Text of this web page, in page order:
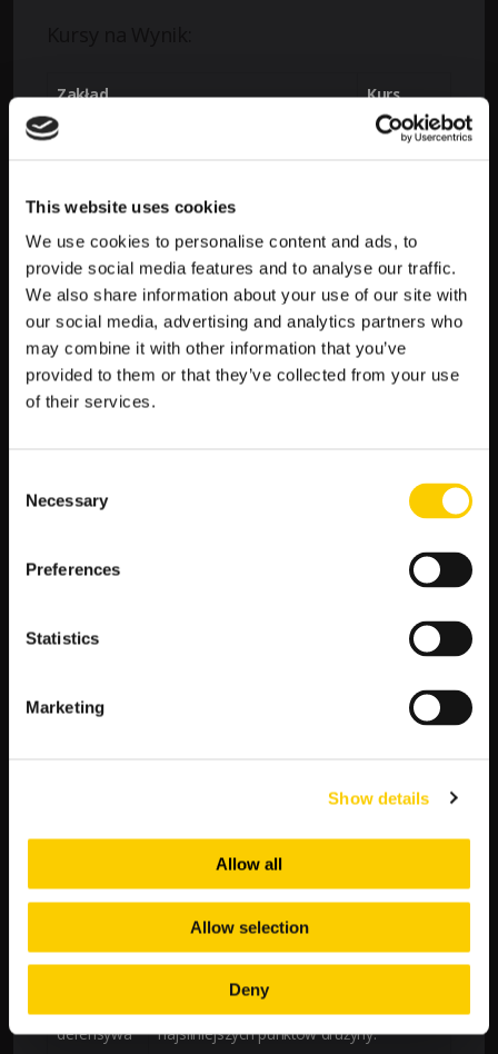
This website uses cookies
We use cookies to personalise content and ads, to
provide social media features and to analyse our traffic.
We also share information about your use of our site with
our social media, advertising and analytics partners who
may combine it with other information that you’ve
provided to them or that they’ve collected from your use
of their services.
Selection
Necessary
Preferences
Statistics
Marketing
Show details
Allow all
Allow selection
Deny
Zakład Kurs
Wygrana Dynamo Kyiv 2.25
Analiza i Argumenty Za Dynamo Kyiv
Dynamo Kyiv wydaje się być faworytem tego spotkania z kilku
powodów:
Gra na własnym stadionie:
dodatkowego zastrzyku energii i motywacji.
Drużyna z Kijowa jest znana ze
starciu z ofensywnie grającymi Rangersami.
również mocnym atakiem, w którym kluczowe role
odgrywają tacy zawodnicy jak Gerson Rodrigues i
W historii bezpośrednich starć
Dynamo Kyiv już wielokrotnie odnosiło sukcesy
boiska
Tłumy wiernych kibiców na stadionie dają
Dynamo Kyiv ogromne wsparcie.
defensywa
najsilniejszych punktów drużyny.